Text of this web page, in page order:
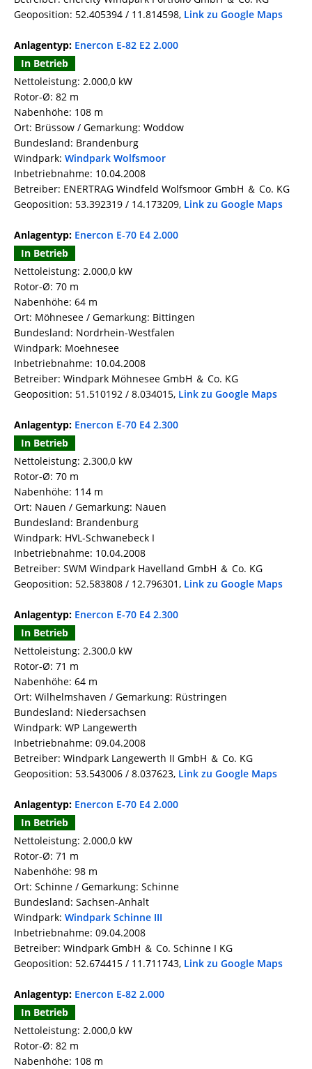
Geoposition: 52.405394 / 11.814598, Link zu Google Maps
Anlagentyp: Enercon E-82 E2 2.000
In Betrieb
Nettoleistung: 2.000,0 kW
Rotor-Ø: 82 m
Nabenhöhe: 108 m
Ort: Brüssow / Gemarkung: Woddow
Bundesland: Brandenburg
Windpark: Windpark Wolfsmoor
Inbetriebnahme: 10.04.2008
Betreiber: ENERTRAG Windfeld Wolfsmoor GmbH ＆ Co. KG
Geoposition: 53.392319 / 14.173209, Link zu Google Maps
Anlagentyp: Enercon E-70 E4 2.000
In Betrieb
Nettoleistung: 2.000,0 kW
Rotor-Ø: 70 m
Nabenhöhe: 64 m
Ort: Möhnesee / Gemarkung: Bittingen
Bundesland: Nordrhein-Westfalen
Windpark: Moehnesee
Inbetriebnahme: 10.04.2008
Betreiber: Windpark Möhnesee GmbH ＆ Co. KG
Geoposition: 51.510192 / 8.034015, Link zu Google Maps
Anlagentyp: Enercon E-70 E4 2.300
In Betrieb
Nettoleistung: 2.300,0 kW
Rotor-Ø: 70 m
Nabenhöhe: 114 m
Ort: Nauen / Gemarkung: Nauen
Bundesland: Brandenburg
Windpark: HVL-Schwanebeck I
Inbetriebnahme: 10.04.2008
Betreiber: SWM Windpark Havelland GmbH ＆ Co. KG
Geoposition: 52.583808 / 12.796301, Link zu Google Maps
Anlagentyp: Enercon E-70 E4 2.300
In Betrieb
Nettoleistung: 2.300,0 kW
Rotor-Ø: 71 m
Nabenhöhe: 64 m
Ort: Wilhelmshaven / Gemarkung: Rüstringen
Bundesland: Niedersachsen
Windpark: WP Langewerth
Inbetriebnahme: 09.04.2008
Betreiber: Windpark Langewerth II GmbH ＆ Co. KG
Geoposition: 53.543006 / 8.037623, Link zu Google Maps
Anlagentyp: Enercon E-70 E4 2.000
In Betrieb
Nettoleistung: 2.000,0 kW
Rotor-Ø: 71 m
Nabenhöhe: 98 m
Ort: Schinne / Gemarkung: Schinne
Bundesland: Sachsen-Anhalt
Windpark: Windpark Schinne III
Inbetriebnahme: 09.04.2008
Betreiber: Windpark GmbH ＆ Co. Schinne I KG
Geoposition: 52.674415 / 11.711743, Link zu Google Maps
Anlagentyp: Enercon E-82 2.000
In Betrieb
Nettoleistung: 2.000,0 kW
Rotor-Ø: 82 m
Nabenhöhe: 108 m